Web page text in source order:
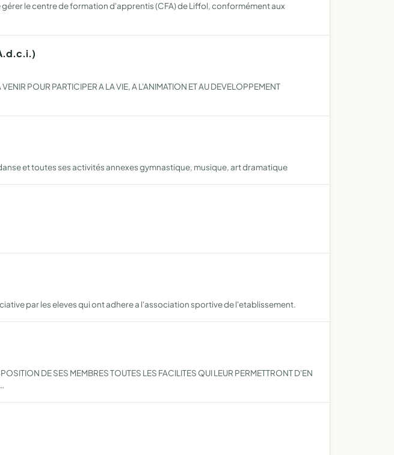
le centre de formation d'apprentis (CFA) de Liffol, conformément aux
POUR PARTICIPER A LA VIE, A L'ANIMATION ET AU DEVELOPPEMENT
et toutes ses activités annexes gymnastique, musique, art dramatique
par les eleves qui ont adhere a l'association sportive de l'etablissement.
DE SES MEMBRES TOUTES LES FACILITES QUI LEUR PERMETTRONT D'EN